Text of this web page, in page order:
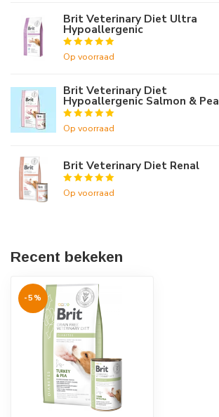
Brit Veterinary Diet Ultra
Hypoallergenic
Op voorraad
Brit Veterinary Diet
Hypoallergenic Salmon & Pea
Op voorraad
Brit Veterinary Diet Renal
Op voorraad
Recent bekeken
-5%